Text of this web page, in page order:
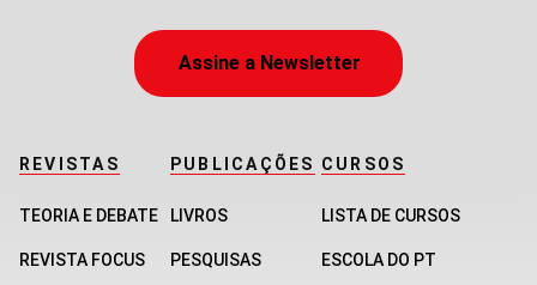
Assine a Newsletter
REVISTAS
TEORIA E DEBATE
REVISTA FOCUS
PUBLICAÇÕES
LIVROS
PESQUISAS
CURSOS
LISTA DE CURSOS
ESCOLA DO PT